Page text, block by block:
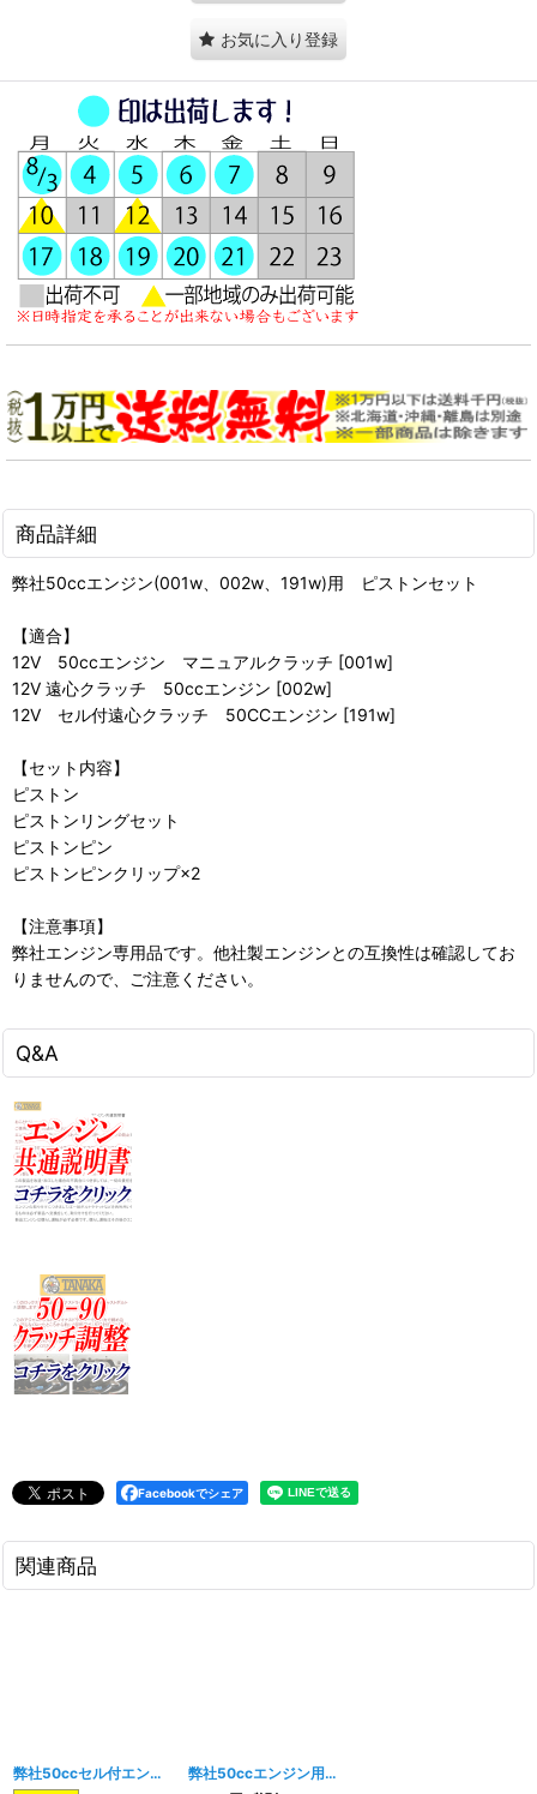
お気に入り登録
商品詳細
弊社50ccエンジン(001w、002w、191w)用 ピストンセット
【適合】
12V 50ccエンジン マニュアルクラッチ [001w]
12V 遠心クラッチ 50ccエンジン [002w]
12V セル付遠心クラッチ 50CCエンジン [191w]
【セット内容】
ピストン
ピストンリングセット
ピストンピン
ピストンピンクリップ×2
【注意事項】
弊社エンジン専用品です。他社製エンジンとの互換性は確認してお
りませんので、ご注意ください。
Q&A
Facebookでシェア
関連商品
弊社50ccセル付エンジン用 ガスケットフルセット 弊社50ccエンジン用 ガスケットフルセット